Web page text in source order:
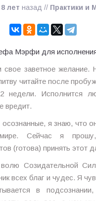
8 лет назад // Практики и
свое заветное желание.
читайте после
недели. Исполнится
вредит.
я знаю, что
Сейчас я
(готова) принять этот
Созидательной
всех благ и чудес. Я
в